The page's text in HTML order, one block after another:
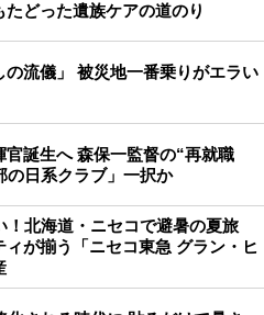
たどった遺族ケアの道のり
の流儀」 被災地一番乗りがエラい
官誕生へ 森保一監督の“再就職
の日系クラブ」一択か
！北海道・ニセコで避暑の夏旅
が揃う「ニセコ東急 グラン・ヒ